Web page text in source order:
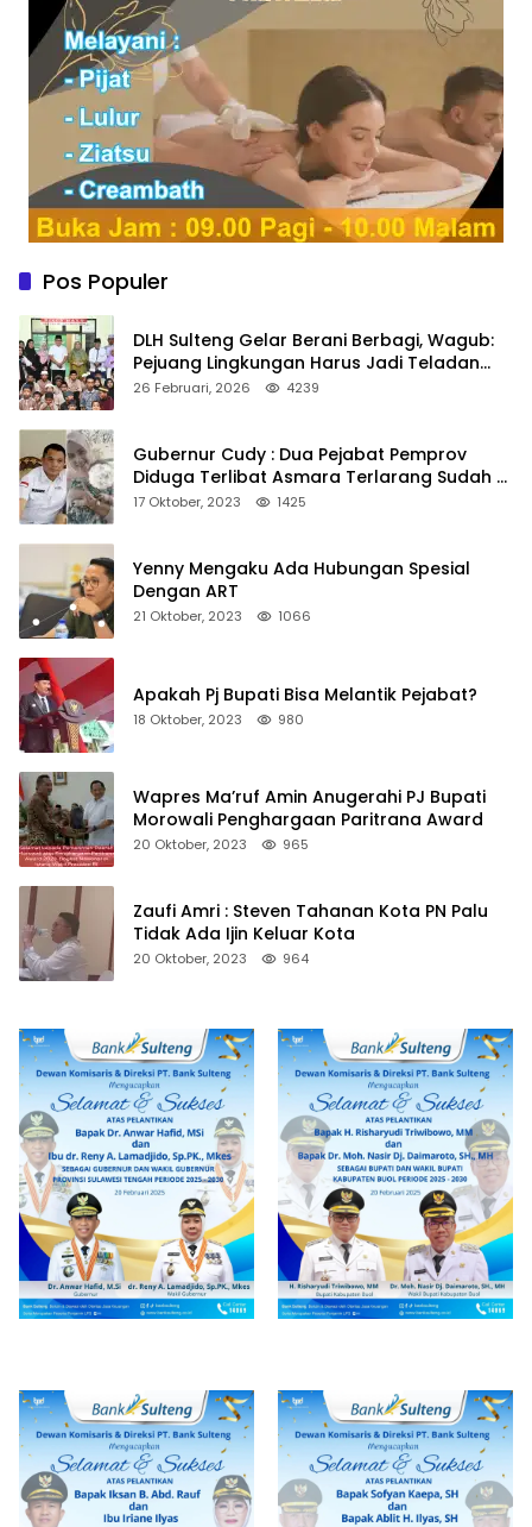
Pos Populer
DLH Sulteng Gelar Berani Berbagi, Wagub:
Pejuang Lingkungan Harus Jadi Teladan
Kepedulian
26 Februari, 2026 4239
Gubernur Cudy : Dua Pejabat Pemprov
Diduga Terlibat Asmara Terlarang Sudah di
Non Job
17 Oktober, 2023 1425
Yenny Mengaku Ada Hubungan Spesial
Dengan ART
21 Oktober, 2023 1066
Apakah Pj Bupati Bisa Melantik Pejabat?
18 Oktober, 2023 980
Wapres Ma’ruf Amin Anugerahi PJ Bupati
Morowali Penghargaan Paritrana Award
20 Oktober, 2023 965
Zaufi Amri : Steven Tahanan Kota PN Palu
Tidak Ada Ijin Keluar Kota
20 Oktober, 2023 964